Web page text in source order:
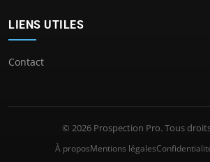
LIENS UTILES
Contact
© 2026 Prospection Pro. Tous
À proposMentions légales